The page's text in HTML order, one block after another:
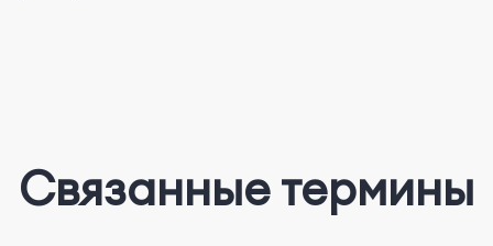
Связанные термины